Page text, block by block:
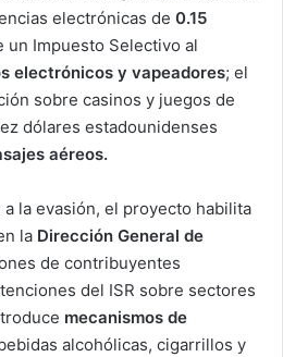
electrónicas de 0.15
un Impuesto Selectivo al
electrónicos y vapeadores; el
sobre casinos y juegos de
dólares estadounidenses
aéreos.
la evasión, el proyecto habilita
la Dirección General de
de contribuyentes
del ISR sobre sectores
mecanismos de
alcohólicas, cigarrillos y